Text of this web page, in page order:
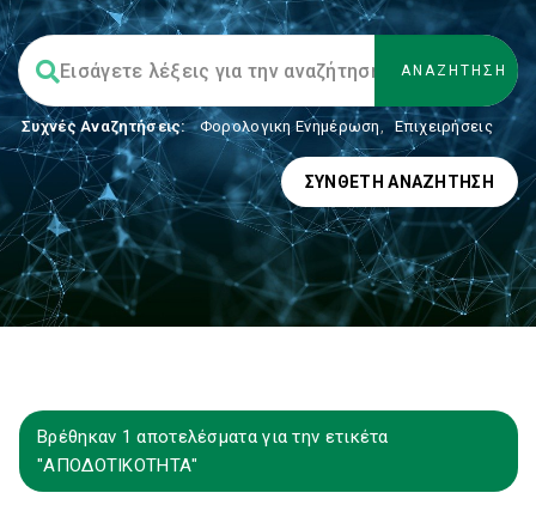
Συχνές Αναζητήσεις: Φορολογικη Ενημέρωση, Επιχειρήσεις
ΣΎΝΘΕΤΗ ΑΝΑΖΉΤΗΣΗ
Βρέθηκαν 1 αποτελέσματα για την ετικέτα
"ΑΠΟΔΟΤΙΚΟΤΗΤΑ"